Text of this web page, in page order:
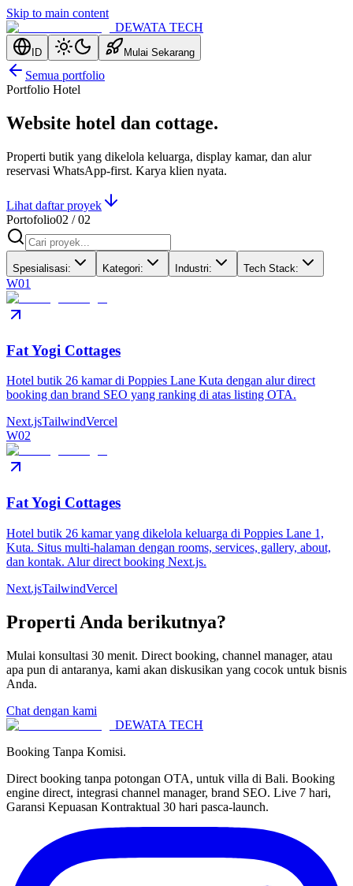
Skip to main content
DEWATA TECH
ID Mulai Sekarang
Semua portfolio
Portfolio Hotel
Website hotel dan cottage.
Properti butik yang dikelola keluarga, display kamar, dan alur
reservasi WhatsApp-first. Karya klien nyata.
Lihat daftar proyek
Portofolio02 /02
Spesialisasi: Kategori: Industri: Tech Stack:
W01
Fat Yogi Cottages
Hotel butik 26 kamar di Poppies Lane Kuta dengan alur direct
booking dan brand SEO yang ranking di atas listing OTA.
Next.jsTailwindVercel
W02
Fat Yogi Cottages
Hotel butik 26 kamar yang dikelola keluarga di Poppies Lane 1,
Kuta. Situs multi-halaman dengan rooms, services, gallery, about,
dan kontak. Alur direct booking Next.js.
Next.jsTailwindVercel
Properti Anda berikutnya?
Mulai konsultasi 30 menit. Direct booking, channel manager, atau
apa pun di antaranya, kami akan diskusikan yang cocok untuk bisnis
Anda.
Chat dengan kami
DEWATA TECH
Booking Tanpa Komisi.
Direct booking tanpa potongan OTA, untuk villa di Bali. Booking
engine direct, integrasi channel manager, brand SEO. Live 7 hari,
Garansi Kepuasan Kontraktual 30 hari pasca-launch.